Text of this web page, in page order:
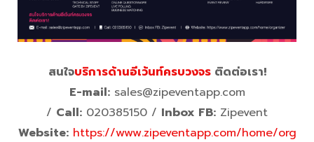
สนใจบริการด้านอีเว้นท์ครบวงจรติดต่อเรา!
E-mail:sales@zipeventapp.com
/ Call: 020385150 / Inbox FB: Zipevent
Website: https://www.zipeventapp.com/home/org